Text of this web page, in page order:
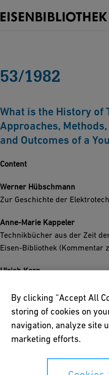
53/1982
What is the History of
Approaches,
and Outcomes of a
Content
Werner Hübschmann
Zur Geschichte der
Anne-Marie Kappeler
Technikbücher aus der Zeit
Eisen-Bibliothek (Kommentar
Ulrich Kern
Wolfgang König
«Moderne»
«nachmoderne»
By clicking “Accept All
storing of cookies on
navigation, analyze site
marketing efforts.